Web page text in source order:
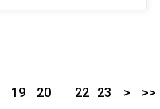
19
20
22 23 > >>